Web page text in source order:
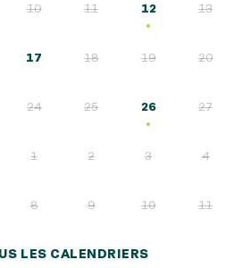
10 11 12 13
17 18 19 20
24 25 26 27
1 2 3 4
8 9 10 11
LES CALENDRIERS